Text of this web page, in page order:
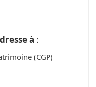
à :
(CGP)